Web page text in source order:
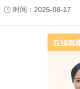
的检验磨损测法。
时间：2025-08-17